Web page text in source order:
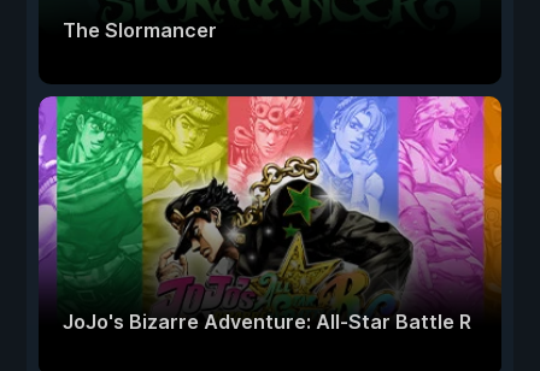
The Slormancer
JoJo's Bizarre Adventure: All-Star Battle R